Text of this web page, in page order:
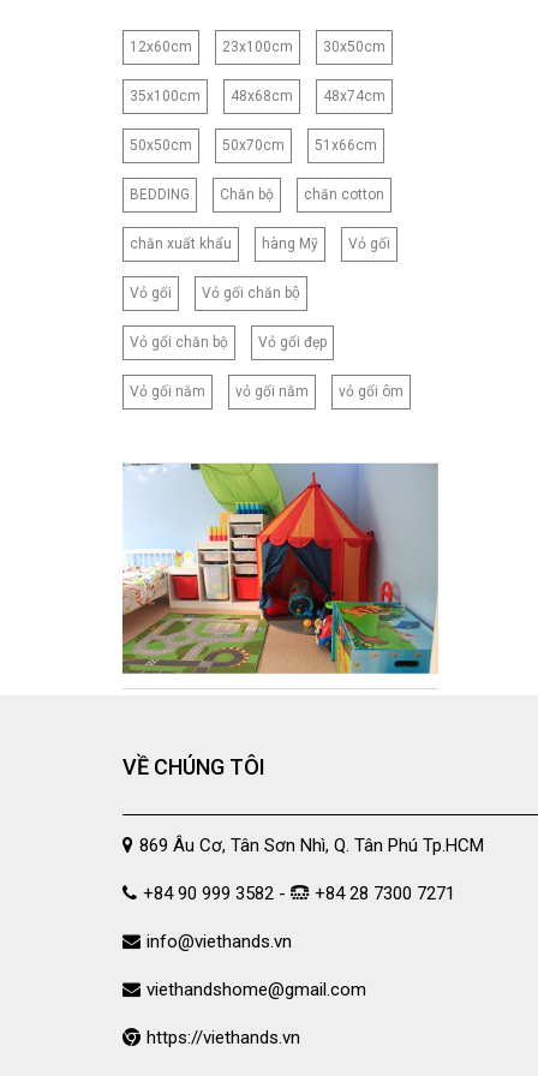
120X150CM
120X200CM
130X150CM
130X160CM
130X180CM
135X200CM
140X200CM
150X200CM
160X200CM
160X210CM
173X218CM
180X200CM
180X220CM
180X230CM
180X260CM
200X210CM
200X220CM
210X230CM
220X240CM
230X245CM
CNB3
12x60cm 23x100cm 30x50cm
35x100cm 48x68cm 48x74cm
50x50cm 50x70cm 51x66cm
BEDDING Chăn bộ chăn cotton
chăn xuất khẩu hàng Mỹ Vỏ gối
Vỏ gối Vỏ gối chăn bộ
Vỏ gối chăn bộ Vỏ gối đẹp
Vỏ gối nằm vỏ gối nằm vỏ gối ôm
VỀ CHÚNG TÔI
869 Âu Cơ, Tân Sơn Nhì, Q. Tân Phú Tp.HCM
+84 90 999 3582 - +84 28 7300 7271
info@viethands.vn
viethandshome@gmail.com
https://viethands.vn